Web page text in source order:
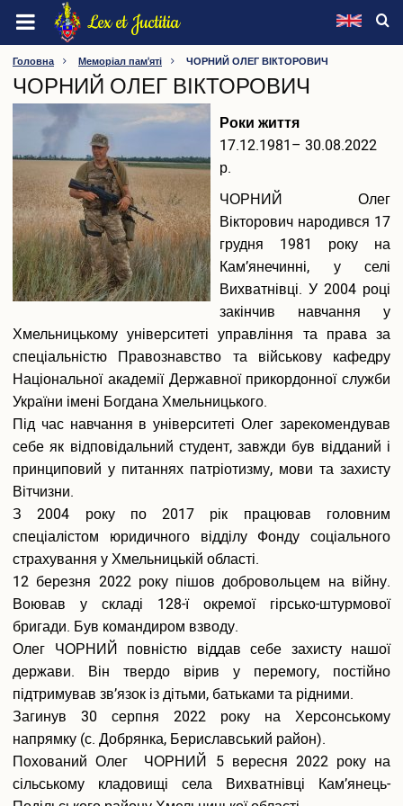
Перейти
основного
вмісту
Lex et Juctitia
ХМЕЛЬНИЦЬКИЙ УНІВЕРСИТЕТ УПРАВЛІННЯ ТА
ПРАВА ІМЕНІ ЛЕОНІДА ЮЗЬКОВА
Про університет
Інформація про університет
Видатні особистості
Ректорат
Вчена рада
Наглядова рада
Методична рада
Конференція трудового колективу
Профспілка
Факультети
Кафедри
Інші підрозділи
Нормативна база
Вакантні посади
Акредитація
Внутрішня система забезпечення якості освіти
Етика, академічна доброчесність та антикорупційна
політика
Гендерна політика Університету
Газета ХУУП імені Леоніда Юзькова GAUDEAMUS
Меморіал пам'яті
Безпека освітнього середовища
Відеогалерея
Вступнику
Приймальна комісія
Відомості про провадження освітньої діяльності
Правила прийому в ХУУП імені Леоніда Юзькова
Кількість бюджетних місць регіонального замовлення
Переваги університету
Вартість навчання на контрактній основі
Освітні програми
Головна Меморіал пам'яті ЧОРНИЙ ОЛЕГ ВІКТОРОВИЧ
ЧОРНИЙ ОЛЕГ ВІКТОРОВИЧ
Роки життя
17.12.1981– 30.08.2022
р.
ЧОРНИЙ Олег
Вікторович народився 17
грудня 1981 року на
Кам’янечинні, у селі
Вихватнівці. У 2004 році
закінчив навчання у
Хмельницькому університеті управління та права за
спеціальністю Правознавство та військову кафедру
Національної академії Державної прикордонної служби
України імені Богдана Хмельницького.
Під час навчання в університеті Олег зарекомендував
себе як відповідальний студент, завжди був відданий і
принциповий у питаннях патріотизму, мови та захисту
Вітчизни.
З 2004 року по 2017 рік працював головним
спеціалістом юридичного відділу Фонду соціального
страхування у Хмельницькій області.
12 березня 2022 року пішов добровольцем на війну.
Воював у складі 128-ї окремої гірсько-штурмової
бригади. Був командиром взводу.
Олег ЧОРНИЙ повністю віддав себе захисту нашої
держави. Він твердо вірив у перемогу, постійно
підтримував зв’язок із дітьми, батьками та рідними.
Загинув 30 серпня 2022 року на Херсонському
напрямку (с. Добрянка, Бериславський район).
Похований Олег ЧОРНИЙ 5 вересня 2022 року на
сільському кладовищі села Вихватнівці Кам’янець-